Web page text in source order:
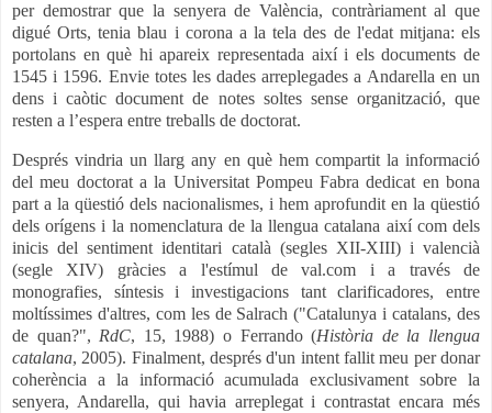
per demostrar que la senyera de València, contràriament al que
digué Orts, tenia blau i corona a la tela des de l'edat mitjana: els
portolans en què hi apareix representada així i els documents de
1545 i 1596. Envie totes les dades arreplegades a Andarella en un
dens i caòtic document de notes soltes sense organització, que
resten a l’espera entre treballs de doctorat.
Després vindria un llarg any en què hem compartit la informació
del meu doctorat a la Universitat Pompeu Fabra dedicat en bona
part a la qüestió dels nacionalismes, i hem aprofundit en la qüestió
dels orígens i la nomenclatura de la llengua catalana així com dels
inicis del sentiment identitari català (segles XII-XIII) i valencià
(segle XIV) gràcies a l'estímul de val.com i a través de
monografies, síntesis i investigacions tant clarificadores, entre
moltíssimes d'altres, com les de Salrach ("Catalunya i catalans, des
de quan?", RdC, 15, 1988) o Ferrando (Història de la llengua
catalana, 2005). Finalment, després d'un intent fallit meu per donar
coherència a la informació acumulada exclusivament sobre la
senyera, Andarella, qui havia arreplegat i contrastat encara més